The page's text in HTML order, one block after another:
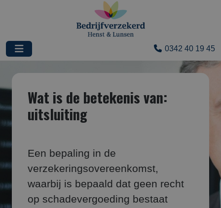
0342 40 19 45
Wat is de betekenis van:
uitsluiting
Een bepaling in de
verzekeringsovereenkomst,
waarbij is bepaald dat geen recht
op schadevergoeding bestaat